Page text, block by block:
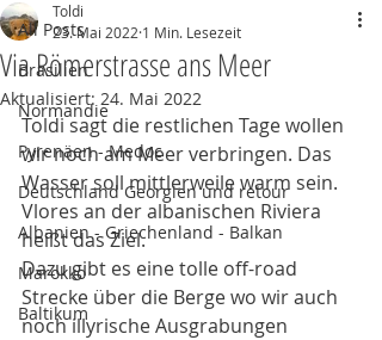
All Posts
Brasilien
Normandie
Pyrenäen - Medoc
Deutschland Georgien und retour
Albanien - Griechenland - Balkan
Marokko
Baltikum
Via Römerstrasse ans Meer
Toldi
23. Mai 2022 1 Min. Lesezeit
Aktualisiert: 24. Mai 2022
Toldi sagt die restlichen Tage wollen
wir noch am Meer verbringen. Das
Wasser soll mittlerweile warm sein.
Vlores an der albanischen Riviera
heißt das Ziel.
Dazu gibt es eine tolle off-road
Strecke über die Berge wo wir auch
noch illyrische Ausgrabungen